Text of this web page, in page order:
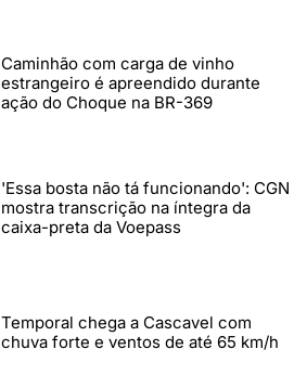
Caminhão com carga de vinho
estrangeiro é apreendido durante
ação do Choque na BR-369
'Essa bosta não tá funcionando': CGN
mostra transcrição na íntegra da
caixa-preta da Voepass
Temporal chega a Cascavel com
chuva forte e ventos de até 65 km/h